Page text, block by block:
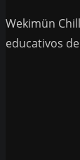
Wekimün
educativos